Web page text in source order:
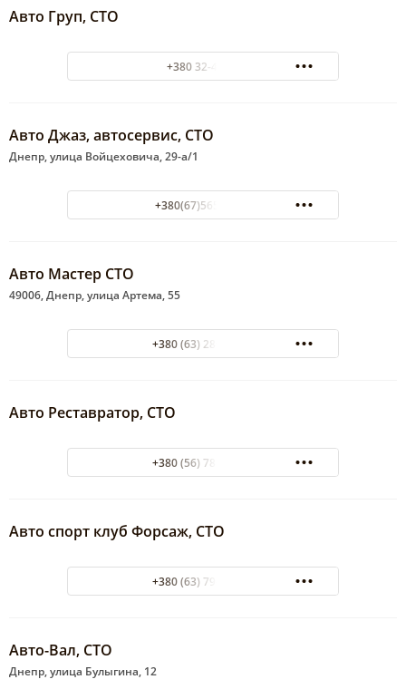
Авто Груп, СТО
+380 32-42-28
Авто Джаз, автосервис, СТО
Днепр, улица Войцеховича, 29-а/1
+380(67)565-79-14
Авто Мастер СТО
49006, Днепр, улица Артема, 55
+380 (63) 280-16-17
Авто Реставратор, СТО
+380 (56) 785-07-12
Авто спорт клуб Форсаж, СТО
+380 (63) 796-11-79
Авто-Вал, СТО
Днепр, улица Булыгина, 12